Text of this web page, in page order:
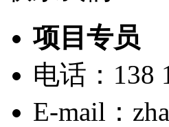
项目专员
电话：138
E-mail：